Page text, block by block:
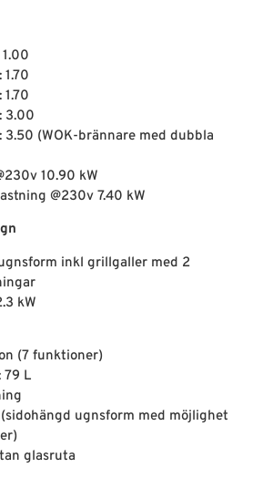
3.00
3.50 (WOK-brännare med dubbla
10.90 kW
@230v 7.40 kW
inkl grillgaller med 2
kW
(7 funktioner)
79 L
ugnsform med möjlighet
glasruta